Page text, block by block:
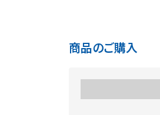
商品のご購入